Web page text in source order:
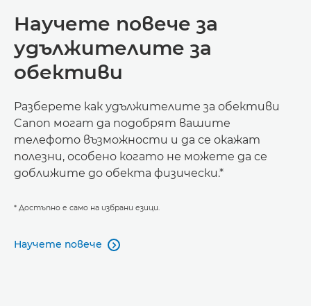
Научете повече за
удължителите за
обективи
Разберете как удължителите за обективи
Canon могат да подобрят вашите
телефото възможности и да се окажат
полезни, особено когато не можете да се
доближите до обекта физически.*
* Достъпно е само на избрани езици.
Научете повече 